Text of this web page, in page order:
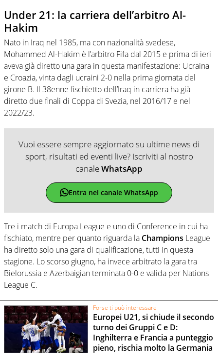
Under 21: la carriera dell’arbitro Al-
Hakim
Nato in Iraq nel 1985, ma con nazionalità svedese,
Mohammed Al-Hakim è l’arbitro Fifa dal 2015 e prima di ieri
aveva già diretto una gara in questa manifestazione: Ucraina
e Croazia, vinta dagli ucraini 2-0 nella prima giornata del
girone B. Il 38enne fischietto dell’Iraq in carriera ha già
diretto due finali di Coppa di Svezia, nel 2016/17 e nel
2022/23.
Vuoi essere sempre aggiornato su ultime news di
sport, risultati ed eventi live? Iscriviti al nostro
canaleWhatsApp
Entra nel canale WhatsApp
Tre i match di Europa League e uno di Conference in cui ha
fischiato, mentre per quanto riguarda la Champions League
ha diretto solo una gara di qualificazione, tutti in questa
stagione. Lo scorso giugno, ha invece arbitrato la gara tra
Bielorussia e Azerbaigian terminata 0-0 e valida per Nations
League C.
Forse ti può interessare
Europei U21, si chiude il secondo
turno dei Gruppi C e D:
Inghilterra e Francia a punteggio
pieno, rischia molto la Germania